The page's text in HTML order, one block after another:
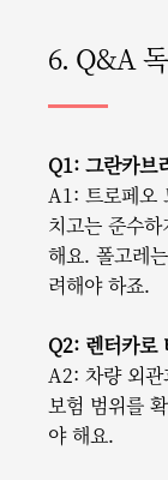
6. Q&A
Q1: 그란카브
A1: 트로페오
치고는 준수
해요. 폴고레
려해야 하죠.
Q2: 렌터카로
A2: 차량 외관
보험 범위를
야 해요.